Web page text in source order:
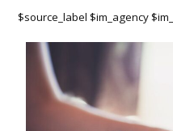
$source_label $im_agency